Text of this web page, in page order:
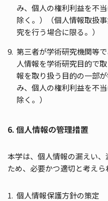
み、個人の権利利益を不
除く。）（個人情報取扱
究を行う場合に限る。）
第三者が学術研究機関等
人情報を学術研究目的で
報を取り扱う目的の一部
み、個人の権利利益を不
除く。）
6. 個人情報の管理措置
本学は、個人情報の漏えい
ため、必要かつ適切と考えら
個人情報保護方針の策定